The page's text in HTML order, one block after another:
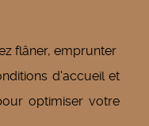
flâner, emprunter
d'accueil et
optimiser votre